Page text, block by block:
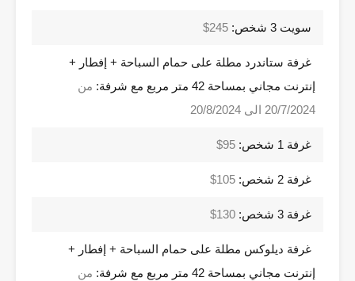
سويت 3 شخص: 245$
غرفة ستاندرد مطلة على حمام السباحة + إفطار +
إنترنت مجاني بمساحة 42 متر مربع مع شرفة:
من
20/7/2024 الى 20/8/2024
غرفة 1 شخص: 95$
غرفة 2 شخص: 105$
غرفة 3 شخص: 130$
غرفة ديلوكس مطلة على حمام السباحة + إفطار +
إنترنت مجاني بمساحة 42 متر مربع مع شرفة:
من